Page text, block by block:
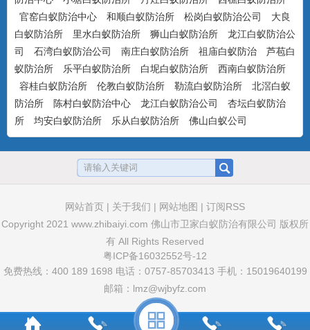
气味，可杀可防，具有驱避...
美国百户喜10%联苯菊酯乳油
产品特点：美国富美实公司出品，有刺激
气味，具有驱避和触杀作用...
卫豹·卫喜2.5%氟虫腈悬浮剂
非驱避剂型，无刺激气味，可杀可防，具
有胃毒、触杀作用...
卫豹·10%吡虫啉悬浮剂
非驱避性剂型，无刺激气味，可杀可防，
具有胃毒和触杀作用...
官窑白蚁防治中心
和顺白蚁防治所 松岗白蚁防治公司
大良
白蚁防治所
里水白蚁防治所 狮山白蚁防治所
龙江白蚁防治公
司
石湾白蚁防治公司 南庄白蚁防治所 祖庙白蚁防治
芦苞白
蚁防治所
乐平白蚁防治所 白坭白蚁防治所
西南白蚁防治所
容桂白蚁防治所
伦教白蚁防治所 勒流白蚁防治所
北滘白蚁
防治所
陈村白蚁防治中心 龙江白蚁防治公司
杏坛白蚁防治
所
均安白蚁防治所 乐从白蚁防治所 佛山白蚁公司
网站首页 | 关于我们 | 网站地图 | 订阅RSS
Copyright 2021 www.zhibaiyi.com 佛山市卫家白蚁防治有限公司 版权所
有 All Rights Reserved
粤ICP备16032552号-12
免费热线：400 189 1698 电话：0757-85703413 手机：15019640199
邮箱：lmz@wjbyfz.com